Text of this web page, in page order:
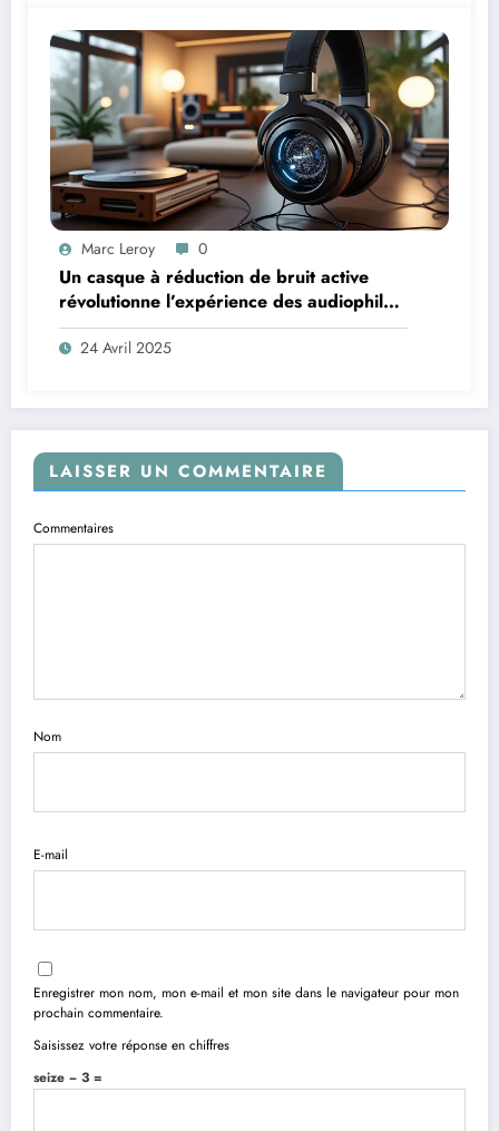
Marc Leroy 0
Un casque à réduction de bruit active
révolutionne l’expérience des audiophiles
exigeants
24 Avril 2025
LAISSER UN COMMENTAIRE
Commentaires
Nom
E-mail
Enregistrer mon nom, mon e-mail et mon site dans le navigateur pour mon
prochain commentaire.
Saisissez votre réponse en chiffres
seize − 3 =